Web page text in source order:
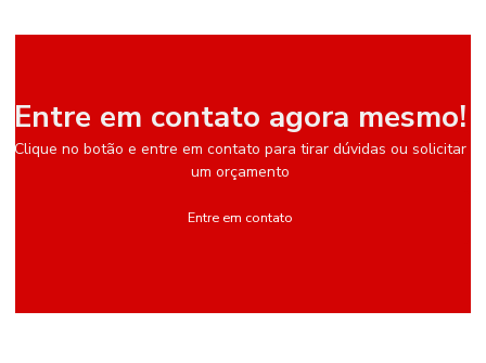
Entre em contato agora mesmo!
Clique no botão e entre em contato para tirar dúvidas ou solicitar
um orçamento
Entre em contato